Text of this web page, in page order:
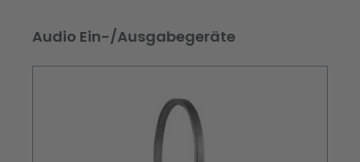
Produktgalerie überspringen
Audio Ein-/Ausgabegeräte